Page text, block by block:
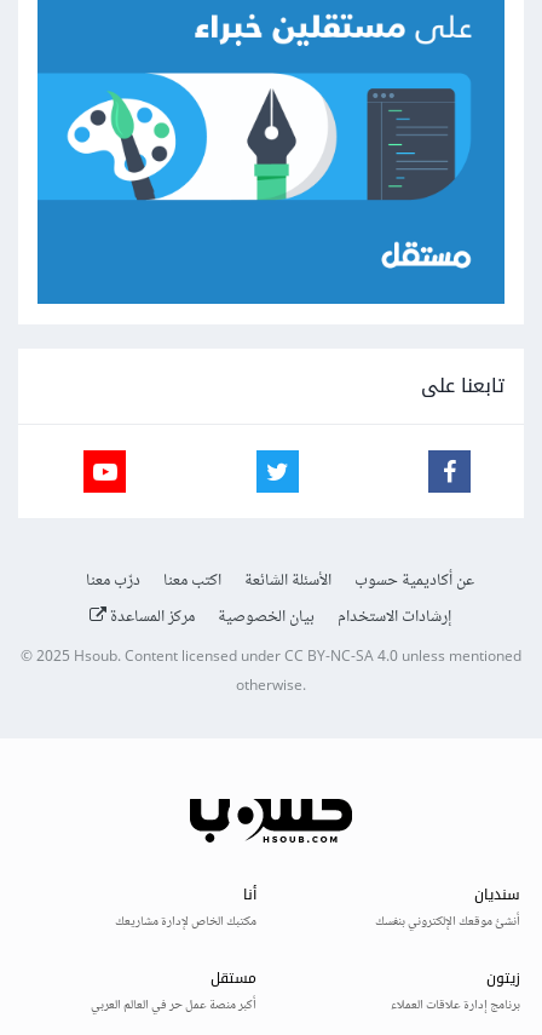
تابعنا على
عن أكاديمية حسوب الأسئلة الشائعة اكتب معنا
درّب معنا
إرشادات الاستخدام
بيان الخصوصية مركز المساعدة
© 2025Hsoub.Content licensed underCC BY-NC-SA 4.0unless mentioned
otherwise.